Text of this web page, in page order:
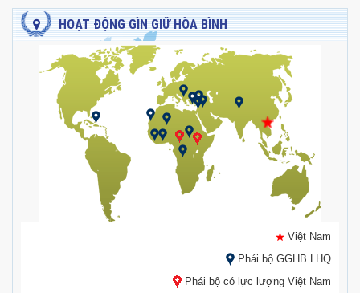
HOẠT ĐỘNG GÌN GIỮ HÒA BÌNH
Việt Nam
Phái bộ GGHB LHQ
Phái bộ có lực lượng Việt Nam